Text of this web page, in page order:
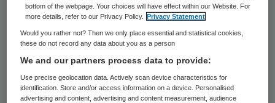
brengen. Slechts twee tot vier procent
vindt dit erg moeilijk.
Dit is anders als het onderliggend probleem
persoonlijk disfunctioneren betreft zoals
fraude, een verslaving, diefstal of een
bottom of the webpage. Your choices will have effect within our Website. For
more details, refer to our Privacy Policy.
Privacy Statement
Would you rather not? Then we only place essential and statistical cookies,
these do not record any data about you as a person
We and our partners process data to provide:
Use precise geolocation data. Actively scan device characteristics for
identification. Store and/or access information on a device. Personalised
advertising and content, advertising and content measurement, audience